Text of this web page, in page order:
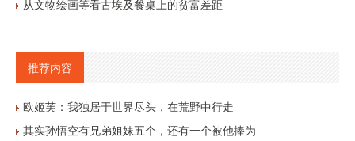
从文物绘画等看古埃及餐桌上的贫富差距
推荐内容
欧姬芙：我独居于世界尽头，在荒野中行走
其实孙悟空有兄弟姐妹五个，还有一个被他捧为